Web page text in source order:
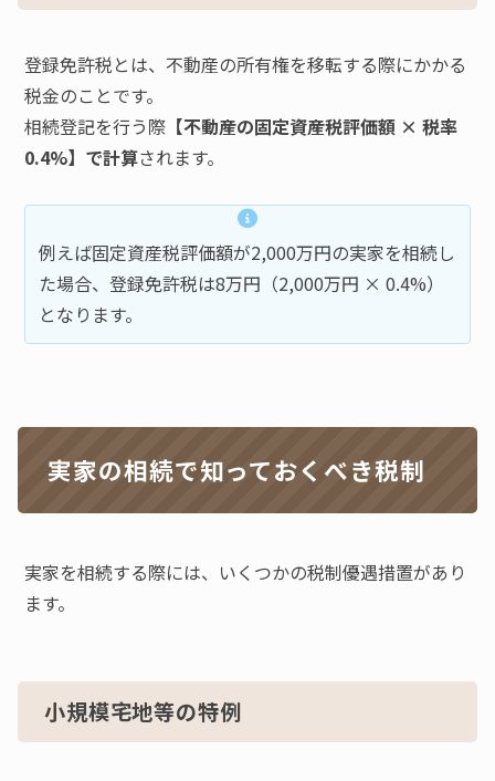
登録免許税とは、不動産の所有権を移転する際にかかる
税金のことです。
相続登記を行う際 【不動産の固定資産税評価額 × 税率
0.4%】で計算されます。
例えば固定資産税評価額が2,000万円の実家を相続し
た場合、登録免許税は8万円（2,000万円 × 0.4%）
となります。
実家の相続で知っておくべき税制
実家を相続する際には、いくつかの税制優遇措置があり
ます。
小規模宅地等の特例